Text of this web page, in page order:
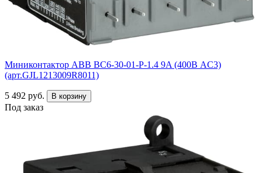
Миниконтактор ABB ВC6-30-01-P-1.4 9A (400В AC3)
(арт.GJL1213009R8011)
5 492 руб. В корзину
Под заказ